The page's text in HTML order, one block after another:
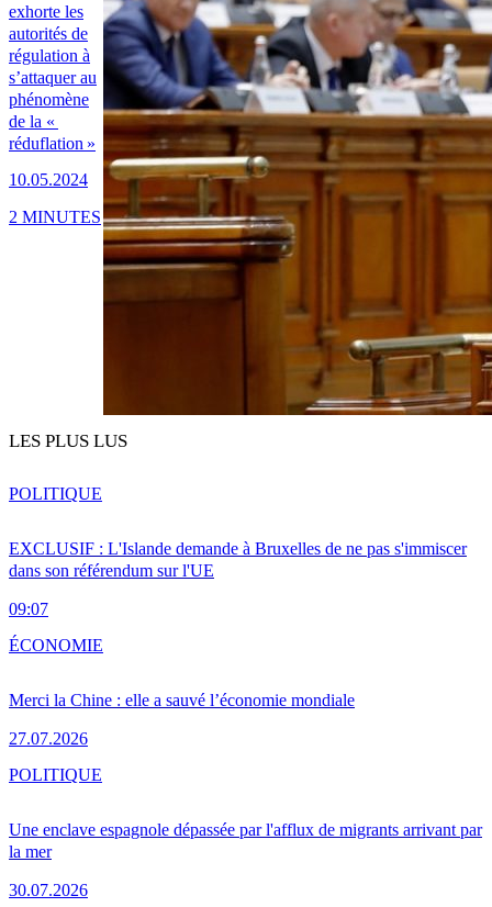
exhorte les
autorités de
régulation à
s’attaquer au
phénomène
de la «
réduflation »
10.05.2024
2 MINUTES
LES PLUS LUS
EXCLUSIF : L'Islande demande à Bruxelles de ne pas s'immiscer
dans son référendum sur l'UE
09:07
POLITIQUE
Merci la Chine : elle a sauvé l’économie mondiale
27.07.2026
ÉCONOMIE
Une enclave espagnole dépassée par l'afflux de migrants arrivant par
la mer
30.07.2026
POLITIQUE